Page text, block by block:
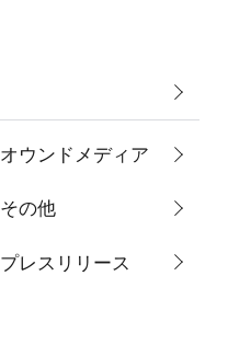
オウンドメディア
その他
プレスリリース